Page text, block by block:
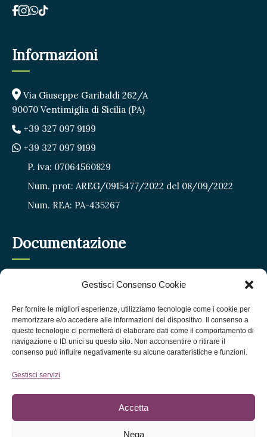
Gestisci Consenso Cookie
Per fornire le migliori esperienze, utilizziamo tecnologie come i cookie per
memorizzare e/o accedere alle informazioni del dispositivo. Il consenso a
queste tecnologie ci permetterà di elaborare dati come il comportamento di
navigazione o ID unici su questo sito. Non acconsentire o ritirare il
consenso può influire negativamente su alcune caratteristiche e funzioni.
Gestisci servizi
Accetta
Nega
Informazioni
Via Giuseppe Garibaldi 262/A
90070 Ventimiglia di Sicilia (PA)
+39 327 097 9199
+39 327 097 9199
P. iva: 07064560829
Num. prot: AREG/0915477/2022 del 08/09/2022
Num. REA: PA-435267
Documentazione
FAQ
Termini e condizioni